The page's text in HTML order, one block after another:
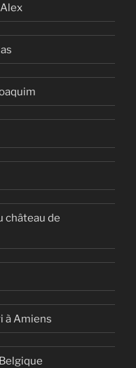
château de
à Amiens